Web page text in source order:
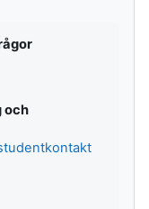
och